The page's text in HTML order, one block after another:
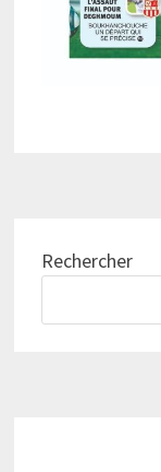
Rechercher